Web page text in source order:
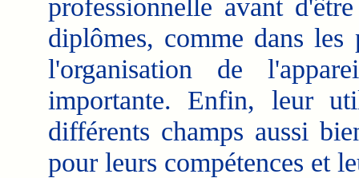
professionnelle avant
diplômes, comme dans les
l'organisation de
importante. Enfin, leur
différents champs aussi
pour leurs compétences et